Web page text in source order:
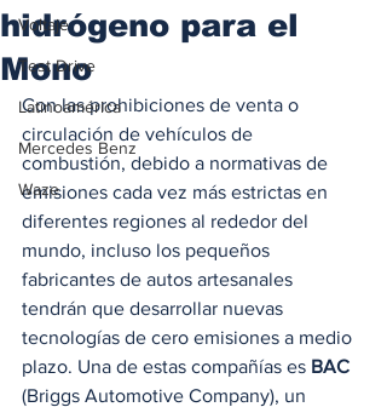
Voltaje
Test Drive
Latinoamérica
Mercedes Benz
Waze
hidrógeno para el
Mono
Con las prohibiciones de venta o
circulación de vehículos de
combustión, debido a normativas de
emisiones cada vez más estrictas en
diferentes regiones al rededor del
mundo, incluso los pequeños
fabricantes de autos artesanales
tendrán que desarrollar nuevas
tecnologías de cero emisiones a medio
plazo. Una de estas compañías es BAC
(Briggs Automotive Company), un